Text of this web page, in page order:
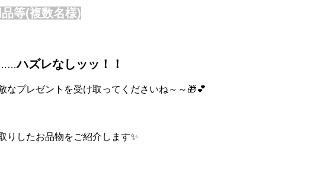
等(複数名様)
……ハズレなしッッ！！
なプレゼントを受け取ってくださいね～～🎁💕
りしたお品物をご紹介します✨